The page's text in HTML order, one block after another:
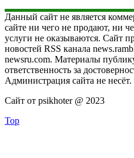
Данный сайт не является
сайте ни чего не продают, ни
услуги не оказываются. Сайт
новостей RSS канала
newsru.com. Материалы
ответственность за
Администрация сайта не несёт.
Сайт от psikhoter @ 2023
Top